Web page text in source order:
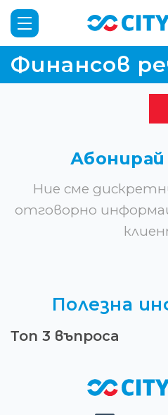
Финансов
Абонирай
Ние сме
отговорно
Полезна
Топ 3 въпроса